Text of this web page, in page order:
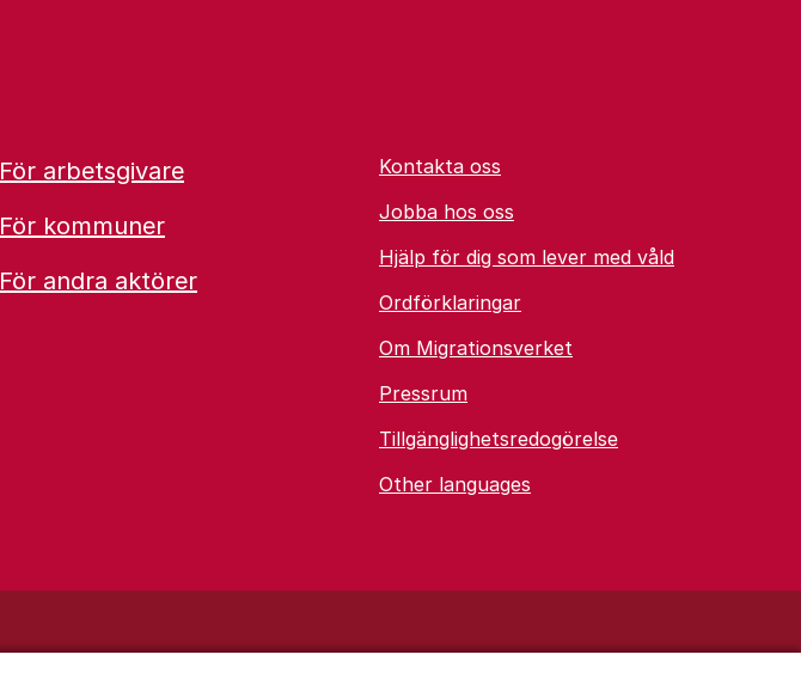
För arbetsgivare
För kommuner
För andra aktörer
Kontakta oss
Jobba hos oss
Hjälp för dig som lever med våld
Ordförklaringar
Om Migrationsverket
Pressrum
Tillgänglighetsredogörelse
Other languages